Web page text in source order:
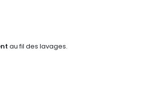
au fil des lavages.